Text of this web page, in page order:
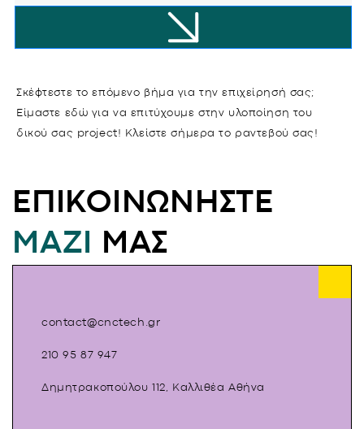
Σκέφτεστε το επόμενο βήμα για την επιχείρησή σας;
Είμαστε εδώ για να επιτύχουμε στην υλοποίηση του
δικού σας project! Κλείστε σήμερα το ραντεβού σας!
ΕΠΙΚΟΙΝΩΝΉΣΤΕ
ΜΑΖΊ
ΜΑΣ
contact@cnctech.gr
210 95 87 947
Δημητρακοπούλου 112, Καλλιθέα Αθήνα